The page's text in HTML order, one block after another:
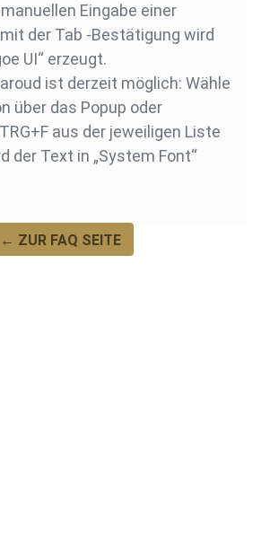
Eingabe einer
der Tab -Bestätigung wird
UI“ erzeugt.
ist derzeit möglich: Wähle
über das Popup oder
aus der jeweiligen Liste
der Text in „System Font“
← ZUR FAQ SEITE